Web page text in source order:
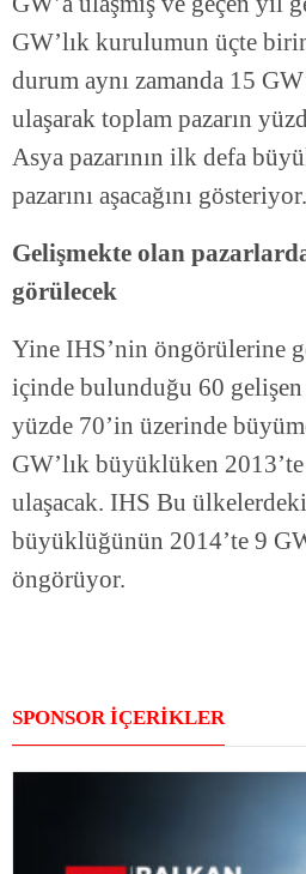
GW’lık kurulumun üçte
durum aynı zamanda 15
ulaşarak toplam pazarın
Asya pazarının ilk defa
pazarını aşacağını gösteriyor.
Gelişmekte olan
görülecek
Yine IHS’nin öngörülerine
içinde bulunduğu 60
yüzde 70’in üzerinde
GW’lık büyüklüken
ulaşacak. IHS Bu
büyüklüğünün 2014’te 9
öngörüyor.
SPONSOR İÇERİKLER